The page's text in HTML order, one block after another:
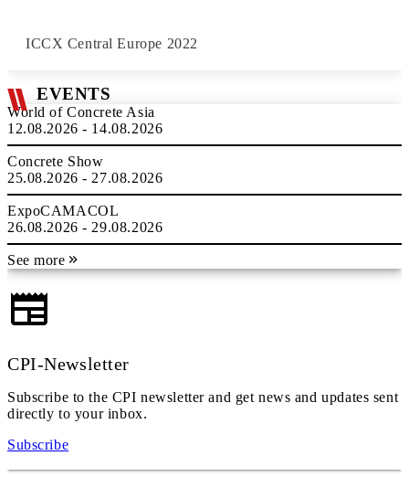
ICCX Central Europe 2022
EVENTS
World of Concrete Asia
12.08.2026 - 14.08.2026
Concrete Show
25.08.2026 - 27.08.2026
ExpoCAMACOL
26.08.2026 - 29.08.2026
See more
CPI-Newsletter
Subscribe to the CPI newsletter and get news and updates sent
directly to your inbox.
Subscribe